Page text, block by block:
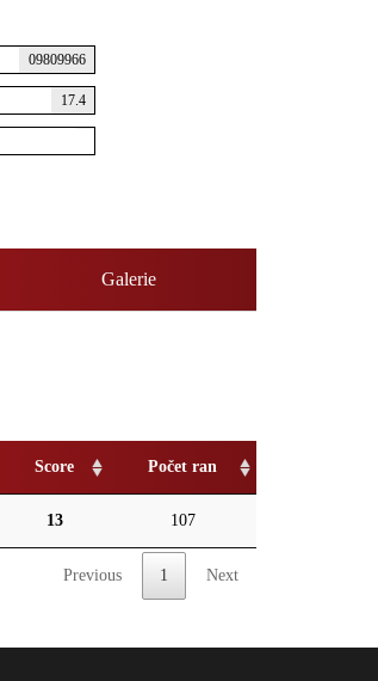
09809966
17.4
Galerie
Score Počet ran
13 107
Previous 1 Next